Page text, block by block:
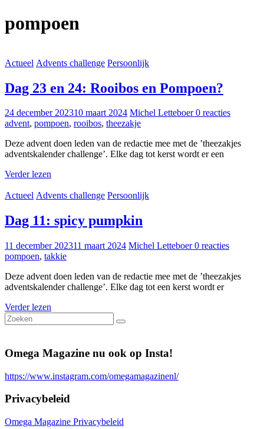
pompoen
Actueel Advents challenge Persoonlijk
Dag 23 en 24: Rooibos en Pompoen?
24 december 202310 maart 2024 Michel Letteboer0 reacties
advent, pompoen, rooibos, theezakje
Deze advent doen leden van de redactie mee met de ’theezakjes
adventskalender challenge’. Elke dag tot kerst wordt er een
Verder lezen
Actueel Advents challenge Persoonlijk
Dag 11: spicy pumpkin
11 december 202311 maart 2024 Michel Letteboer0 reacties
pompoen, takkie
Deze advent doen leden van de redactie mee met de ’theezakjes
adventskalender challenge’. Elke dag tot een kerst wordt er
Verder lezen
Omega Magazine nu ook op Insta!
https://www.instagram.com/omegamagazinenl/
Privacybeleid
Omega Magazine Privacybeleid